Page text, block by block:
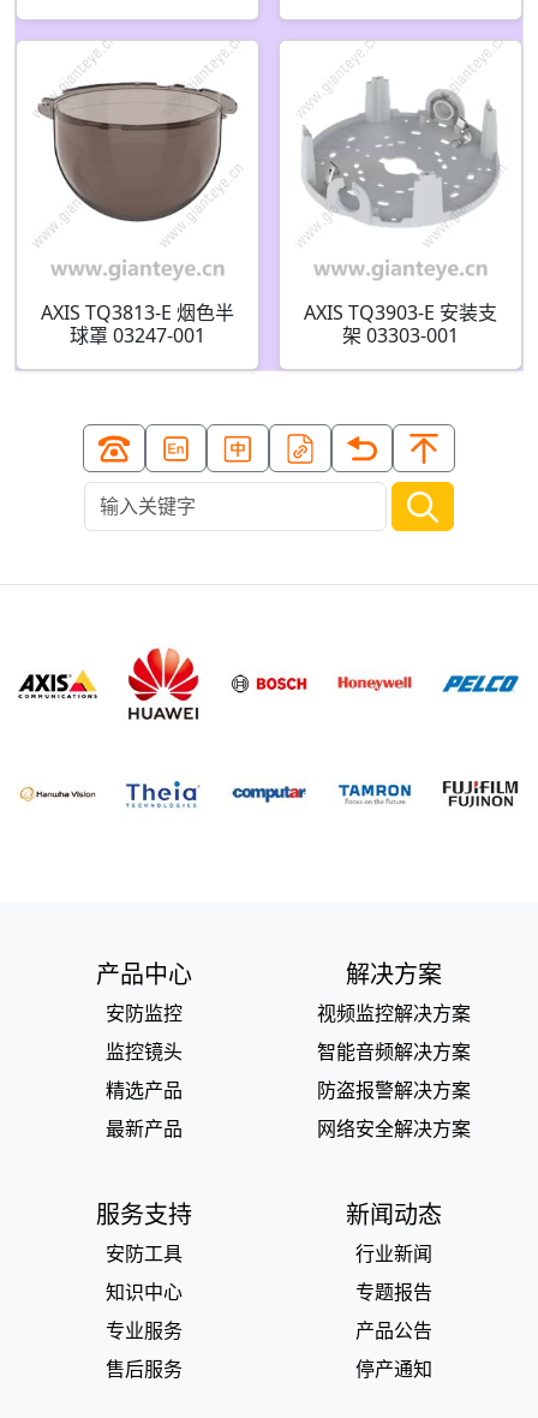
AXIS TQ3813-E 烟色半
球罩 03247-001
AXIS TQ3903-E 安装支
架 03303-001
产品中心
安防监控
监控镜头
精选产品
最新产品
解决方案
视频监控解决方案
智能音频解决方案
防盗报警解决方案
网络安全解决方案
服务支持
安防工具
知识中心
专业服务
售后服务
新闻动态
行业新闻
专题报告
产品公告
停产通知